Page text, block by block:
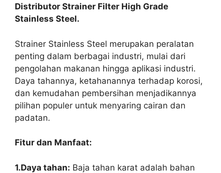
Distributor Strainer Filter High Grade
Stainless Steel.
Strainer Stainless Steel merupakan peralatan
penting dalam berbagai industri, mulai dari
pengolahan makanan hingga aplikasi industri.
Daya tahannya, ketahanannya terhadap korosi,
dan kemudahan pembersihan menjadikannya
pilihan populer untuk menyaring cairan dan
padatan.
Fitur dan Manfaat:
1.Daya tahan: Baja tahan karat adalah bahan